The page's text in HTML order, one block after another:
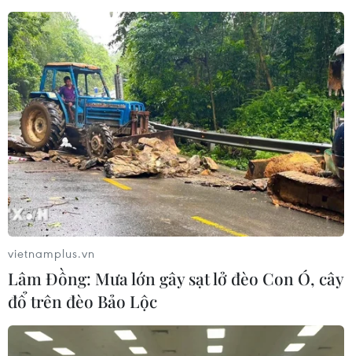
vietnamplus.vn
Lâm Đồng: Mưa lớn gây sạt lở đèo Con Ó, cây
đổ trên đèo Bảo Lộc